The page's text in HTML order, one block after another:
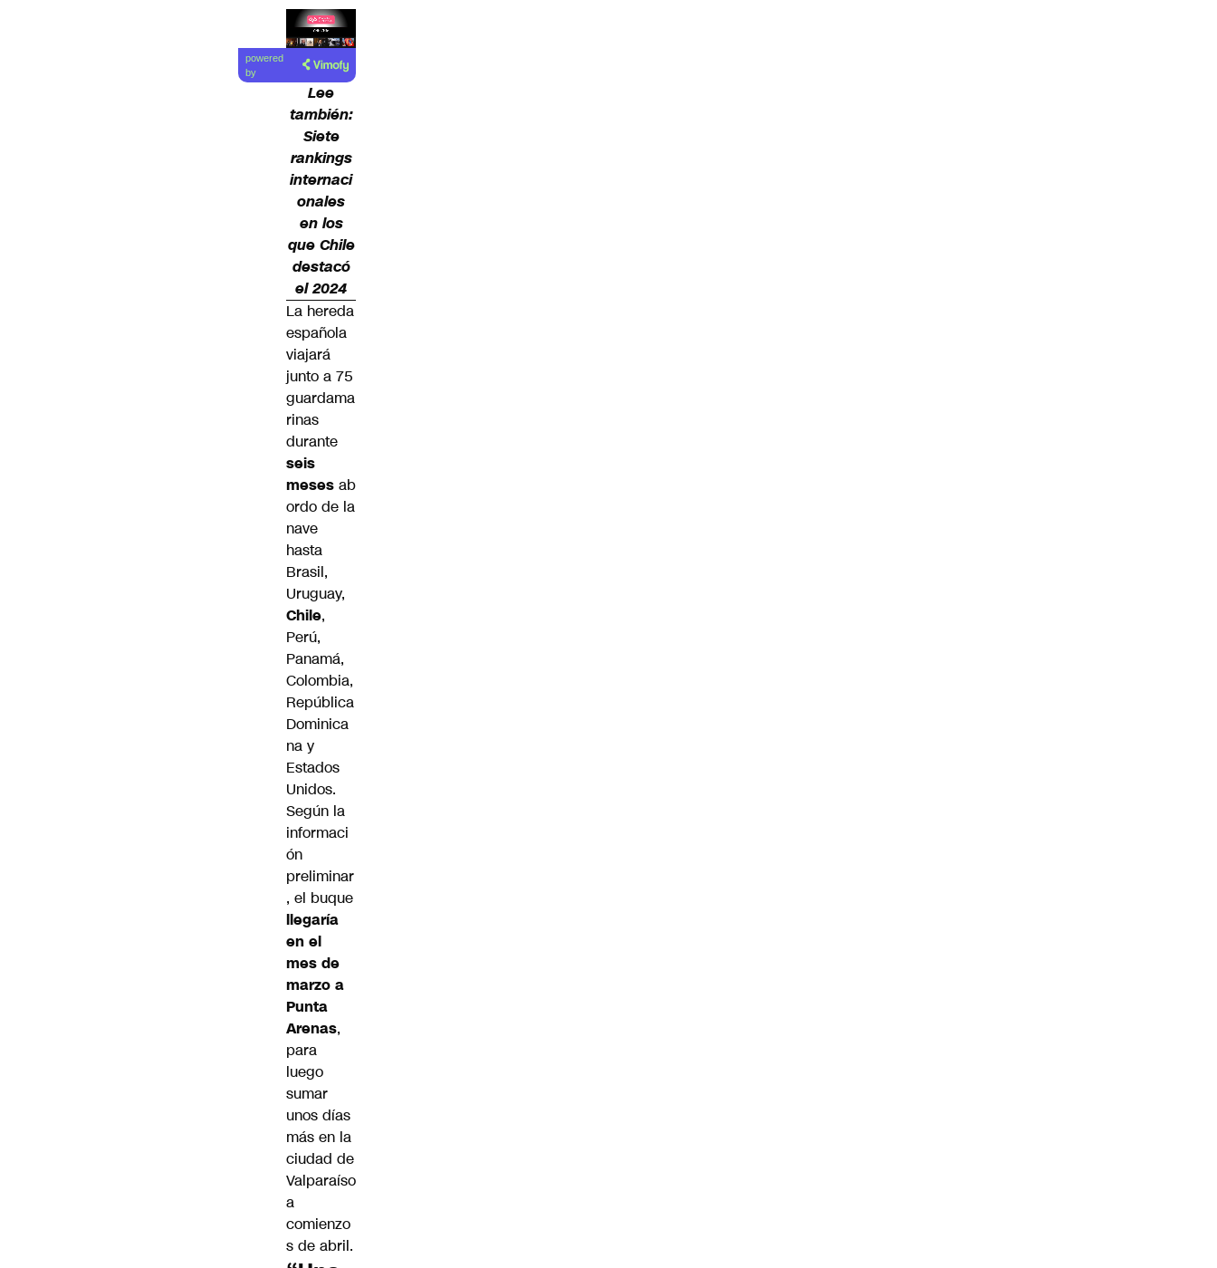
Lea el
artículo
powered
by
Lee
también:
Siete
rankings
internaci
onales
en los
que Chile
destacó
el 2024
La hereda
española
viajará
junto a 75
guardama
rinas
durante
seis
meses ab
ordo de la
nave
hasta
Brasil,
Uruguay,
Chile,
Perú,
Panamá,
Colombia,
República
Dominica
na y
Estados
Unidos.
Según la
informaci
ón
preliminar
, el buque
llegaría
en el
mes de
marzo a
Punta
Arenas,
para
luego
sumar
unos días
más en la
ciudad de
Valparaíso
a
comienzo
s de abril.